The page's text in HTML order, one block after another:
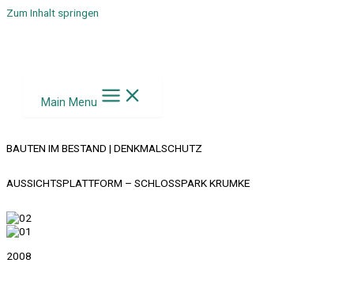
Zum Inhalt springen
Main Menu
BAUTEN IM BESTAND | DENKMALSCHUTZ
AUSSICHTSPLATTFORM – SCHLOSSPARK KRUMKE
2008